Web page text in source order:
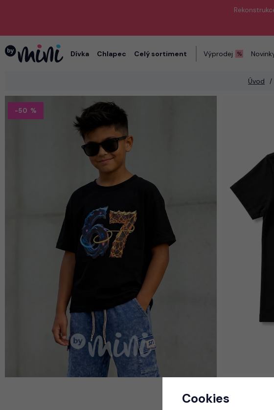
Dívka Chlapec Celý sortiment Výprodej
Úvod
-50
Cookies